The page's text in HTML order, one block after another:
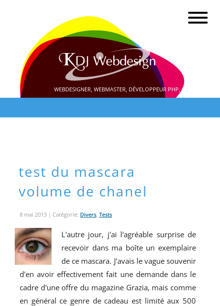
WEBDESIGNER, WEBMASTER, DÉVELOPPEUR PHP, SEO
test du mascara
volume de chanel
8 mai 2013 | Catégorie: Divers, Tests
L'autre jour, j'ai l'agréable surprise de
recevoir dans ma boîte un exemplaire
de ce mascara. J'avais le vague souvenir
d'en avoir effectivement fait une demande dans le
cadre d'une offre du magazine Grazia, mais comme
en général ce genre de cadeau est limité aux 500